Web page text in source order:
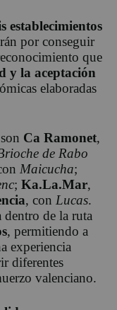
establecimientos
por conseguir
que
y la aceptación
elaboradas
Ca Ramonet,
de Rabo
Maicucha;
; Ka.La.Mar,
, con Lucas.
dentro de la ruta
, permitiendo a
experiencia
diferentes
valenciano.